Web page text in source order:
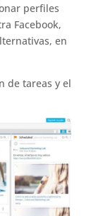
perfiles
Facebook,
en
de tareas y el